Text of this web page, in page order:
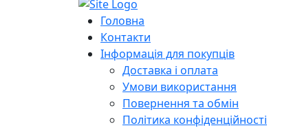
Головна
Контакти
Інформація для покупців
Доставка і оплата
Умови використання
Повернення та обмін
Політика конфіденційності